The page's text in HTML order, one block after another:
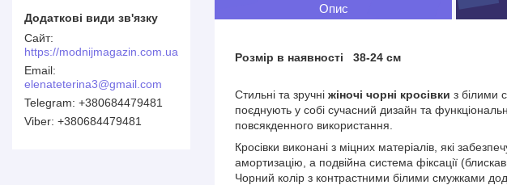
Опис
Розмір в наявності 38-24 см
Стильні та зручні жіночі чорні кросівки з білими
поєднують у собі сучасний дизайн та
повсякденного використання.
Кросівки виконані з міцних матеріалів, які
амортизацію, а подвійна система фіксації
Чорний колір з контрастними білими смужками
https://modnijmagazin.com.ua
elenateterina3@gmail.com
+380684479481
+380684479481